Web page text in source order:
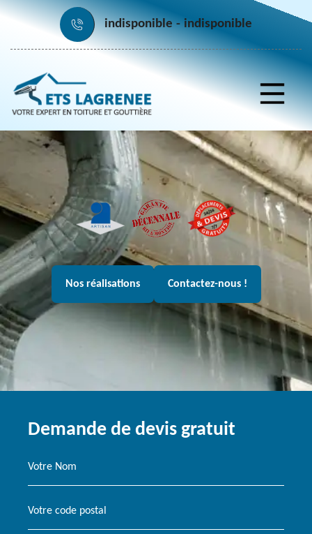
indisponible indisponible
Nos réalisations Contactez-nous !
Demande de devis gratuit